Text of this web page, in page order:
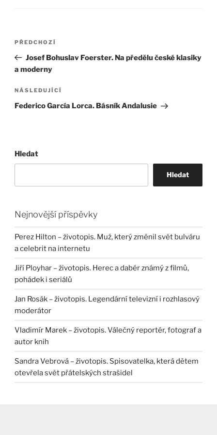
Navigace
příspěvek
Předchozí
příspěvek
PŘEDCHOZÍ
Josef Bohuslav Foerster. Na předělu české klasiky
a moderny
Následující
příspěvek
NÁSLEDUJÍCÍ
Federico García Lorca. Básník Andalusie
Hledat
Hledat
Nejnovější příspěvky
Perez Hilton – životopis. Muž, který změnil svět bulváru
a celebrit na internetu
Jiří Ployhar – životopis. Herec a dabér známý z filmů,
pohádek i seriálů
Jan Rosák – životopis. Legendární televizní i rozhlasový
moderátor
Vladimír Marek – životopis. Válečný reportér, fotograf a
autor knih
Sandra Vebrová – životopis. Spisovatelka, která dětem
otevřela svět přátelských strašidel